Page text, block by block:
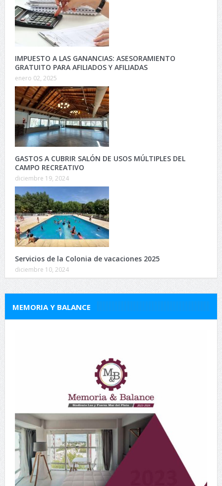
IMPUESTO A LAS GANANCIAS: ASESORAMIENTO
GRATUITO PARA AFILIADOS Y AFILIADAS
enero 02, 2025
GASTOS A CUBRIR SALÓN DE USOS MÚLTIPLES DEL
CAMPO RECREATIVO
diciembre 19, 2024
Servicios de la Colonia de vacaciones 2025
diciembre 10, 2024
MEMORIA Y BALANCE